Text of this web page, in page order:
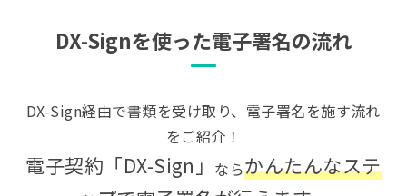
DX-Signを使った電子署名の流れ
DX-Sign経由で書類を受け取り、電子署名を施す流れ
をご紹介！
電子契約「DX-Sign」 ならかんたんなステ